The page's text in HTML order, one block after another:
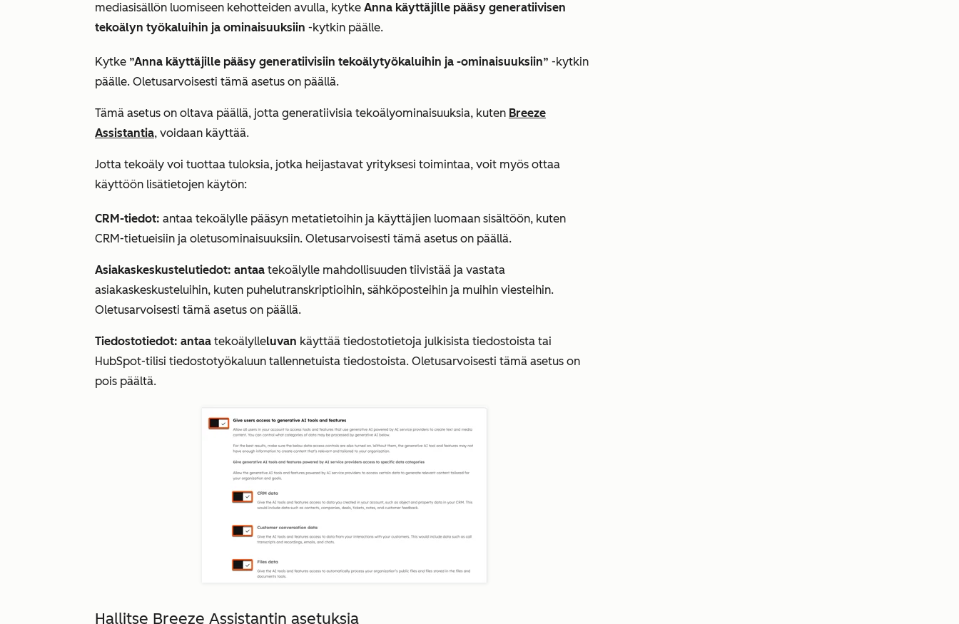
mediasisällön luomiseen kehotteiden avulla, kytke Anna käyttäjille pääsy generatiivisen
tekoälyn työkaluihin ja ominaisuuksiin -kytkin päälle.
Kytke ”Anna käyttäjille pääsy generatiivisiin tekoälytyökaluihin ja -ominaisuuksiin” -kytkin
päälle. Oletusarvoisesti tämä asetus on päällä.
Tämä asetus on oltava päällä, jotta generatiivisia tekoälyominaisuuksia, kuten Breeze
Assistantia, voidaan käyttää.
Jotta tekoäly voi tuottaa tuloksia, jotka heijastavat yrityksesi toimintaa, voit myös ottaa
käyttöön lisätietojen käytön:
CRM-tiedot: antaa tekoälylle pääsyn metatietoihin ja käyttäjien luomaan sisältöön, kuten
CRM-tietueisiin ja oletusominaisuuksiin. Oletusarvoisesti tämä asetus on päällä.
Asiakaskeskustelutiedot: antaa tekoälylle mahdollisuuden tiivistää ja vastata
asiakaskeskusteluihin, kuten puhelutranskriptioihin, sähköposteihin ja muihin viesteihin.
Oletusarvoisesti tämä asetus on päällä.
Tiedostotiedot: antaa tekoälylleluvan käyttää tiedostotietoja julkisista tiedostoista tai
HubSpot-tilisi tiedostotyökaluun tallennetuista tiedostoista. Oletusarvoisesti tämä asetus on
pois päältä.
Hallitse Breeze Assistantin asetuksia